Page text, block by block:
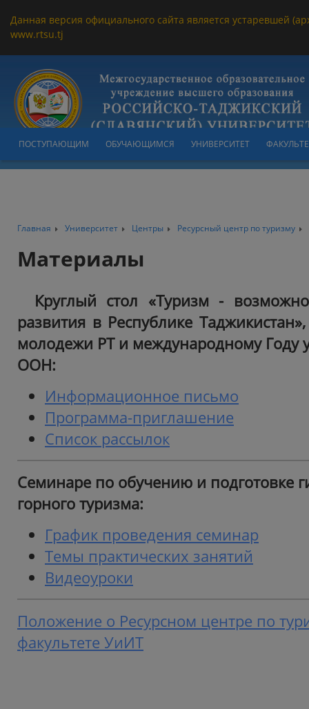
Данная версия официального сайта является устаревшей
www.rtsu.tj
ПОСТУПАЮЩИМ ОБУЧАЮЩИМСЯ УНИВЕРСИТЕТ
Главная Университет Центры Ресурсный центр по туризму
Материалы
Круглый стол «Туризм -
развития в Республике
молодежи РТ и международному Году
ООН:
Информационное письмо
Программа-приглашение
Список рассылок
Семинаре по обучению и подготовке
горного туризма:
График проведения семинар
Темы практических занятий
Видеоуроки
Положение о Ресурсном центре по
факультете УиИТ